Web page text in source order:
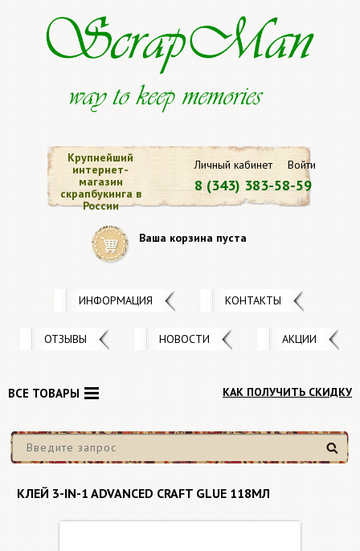
Личный кабинет Войти
8 (343) 383-58-59
Крупнейший
интернет-
магазин
скрапбукинга в
России
Ваша корзина пуста
ИНФОРМАЦИЯ КОНТАКТЫ
ОТЗЫВЫ НОВОСТИ АКЦИИ
КАК ПОЛУЧИТЬ СКИДКУ
Найти
ВСЕ ТОВАРЫ
КЛЕЙ 3-IN-1 ADVANCED CRAFT GLUE 118МЛ